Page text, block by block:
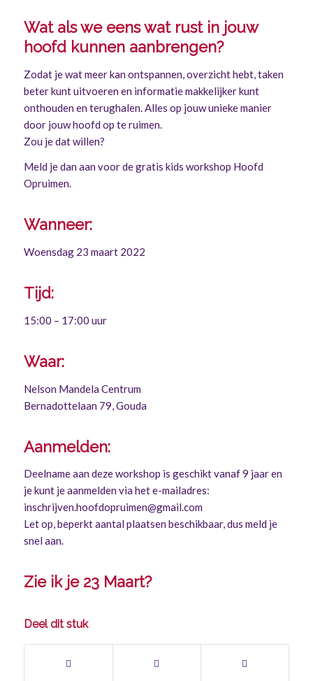
Wat als we eens wat rust in jouw
hoofd kunnen aanbrengen?
Zodat je wat meer kan ontspannen, overzicht hebt, taken
beter kunt uitvoeren en informatie makkelijker kunt
onthouden en terughalen. Alles op jouw unieke manier
door jouw hoofd op te ruimen.
Zou je dat willen?
Meld je dan aan voor de gratis kids workshop Hoofd
Opruimen.
Wanneer:
Woensdag 23 maart 2022
Tijd:
15:00 – 17:00 uur
Waar:
Nelson Mandela Centrum
Bernadottelaan 79, Gouda
Aanmelden:
Deelname aan deze workshop is geschikt vanaf 9 jaar en
je kunt je aanmelden via het e-mailadres:
inschrijven.hoofdopruimen@gmail.com
Let op, beperkt aantal plaatsen beschikbaar, dus meld je
snel aan.
Zie ik je 23 Maart?
Deel dit stuk